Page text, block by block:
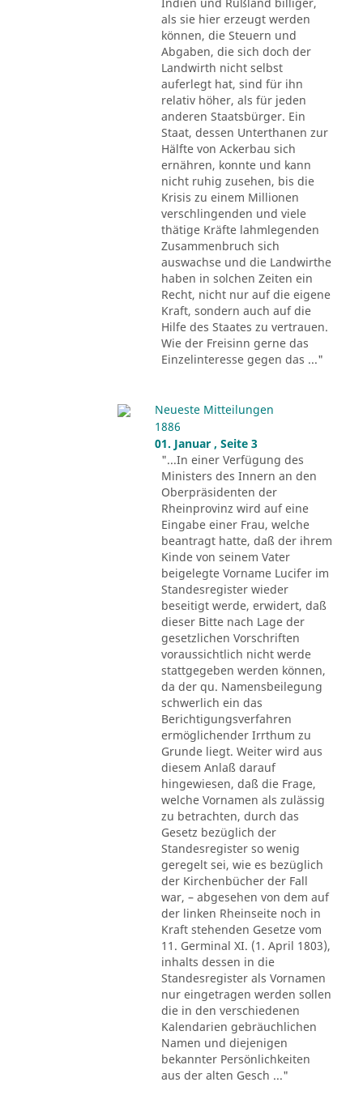
als sie hier erzeugt werden
können, die Steuern und
Abgaben, die sich doch der
Landwirth nicht selbst
auferlegt hat, sind für ihn
relativ höher, als für jeden
anderen Staatsbürger. Ein
Staat, dessen Unterthanen zur
Hälfte von Ackerbau sich
ernähren, konnte und kann
nicht ruhig zusehen, bis die
Krisis zu einem Millionen
verschlingenden und viele
thätige Kräfte lahmlegenden
Zusammenbruch sich
auswachse und die Landwirthe
haben in solchen Zeiten ein
Recht, nicht nur auf die eigene
Kraft, sondern auch auf die
Hilfe des Staates zu vertrauen.
Wie der Freisinn gerne das
Einzelinteresse gegen das ..."
Neueste Mitteilungen
1886
01. Januar , Seite 3
"...In einer Verfügung des
Ministers des Innern an den
Oberpräsidenten der
Rheinprovinz wird auf eine
Eingabe einer Frau, welche
beantragt hatte, daß der ihrem
Kinde von seinem Vater
beigelegte Vorname Lucifer im
Standesregister wieder
beseitigt werde, erwidert, daß
dieser Bitte nach Lage der
gesetzlichen Vorschriften
voraussichtlich nicht werde
stattgegeben werden können,
da der qu. Namensbeilegung
schwerlich ein das
Berichtigungsverfahren
ermöglichender Irrthum zu
Grunde liegt. Weiter wird aus
diesem Anlaß darauf
hingewiesen, daß die Frage,
welche Vornamen als zulässig
zu betrachten, durch das
Gesetz bezüglich der
Standesregister so wenig
geregelt sei, wie es bezüglich
der Kirchenbücher der Fall
war, – abgesehen von dem auf
der linken Rheinseite noch in
Kraft stehenden Gesetze vom
11. Germinal XI. (1. April 1803),
inhalts dessen in die
Standesregister als Vornamen
nur eingetragen werden sollen
die in den verschiedenen
Kalendarien gebräuchlichen
Namen und diejenigen
bekannter Persönlichkeiten
aus der alten Gesch ..."